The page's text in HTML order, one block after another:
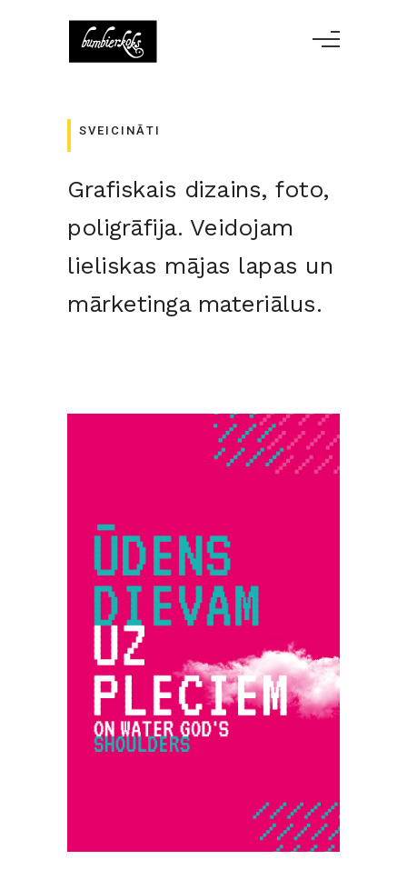
SVEICINĀTI
Grafiskais dizains, foto,
poligrāfija. Veidojam
lieliskas mājas lapas un
mārketinga materiālus.